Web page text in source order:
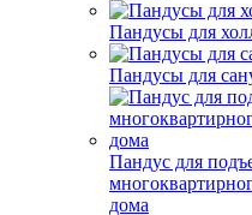
Пандусы для
Пандусы для
Пандус для
дома